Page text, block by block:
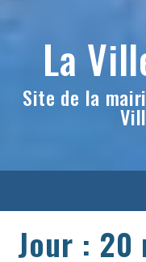
La
Site de la
Jour : 20